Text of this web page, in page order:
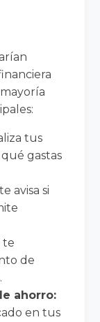
tus
gastas
te avisa si
te
de
ahorro:
en tus